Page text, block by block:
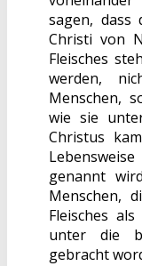
sagen, dass
Christi von
Fleisches
werden,
Menschen,
wie sie
Christus
genannt
Menschen,
Fleisches
unter die
gebracht